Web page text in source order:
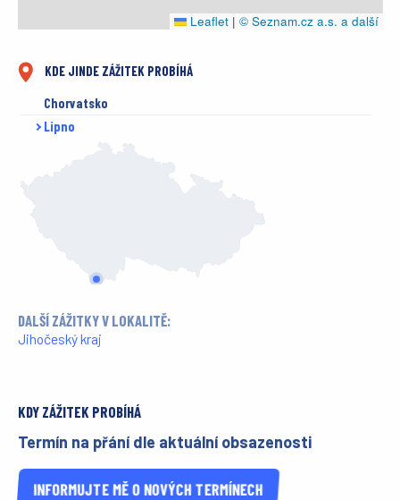
Leaflet | © Seznam.cz a.s. a další
KDE JINDE ZÁŽITEK PROBÍHÁ
Chorvatsko
Lipno
DALŠÍ ZÁŽITKY V LOKALITĚ:
Jihočeský kraj
KDY ZÁŽITEK PROBÍHÁ
Termín na přání dle aktuální obsazenosti
INFORMUJTE MĚ O NOVÝCH TERMÍNECH